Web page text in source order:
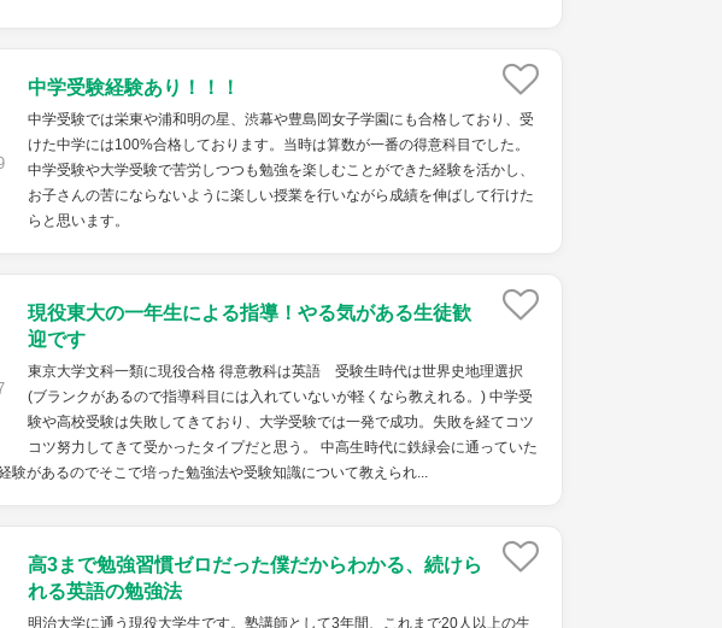
中学受験経験あり！！！
中学受験では栄東や浦和明の星、渋幕や豊島岡女子学園にも合格しており、受
けた中学には100%合格しております。当時は算数が一番の得意科目でした。
中学受験や大学受験で苦労しつつも勉強を楽しむことができた経験を活かし、
お子さんの苦にならないように楽しい授業を行いながら成績を伸ばして行けた
らと思います。
現役東大の一年生による指導！やる気がある生徒歓
迎です
東京大学文科一類に現役合格 得意教科は英語 受験生時代は世界史地理選択
(ブランクがあるので指導科目には入れていないが軽くなら教えれる。) 中学受
験や高校受験は失敗してきており、大学受験では一発で成功。失敗を経てコツ
コツ努力してきて受かったタイプだと思う。 中高生時代に鉄緑会に通っていた
験があるのでそこで培った勉強法や受験知識について教えられ...
高3まで勉強習慣ゼロだった僕だからわかる、続けら
れる英語の勉強法
明治大学に通う現役大学生です。塾講師として3年間、これまで20人以上の生